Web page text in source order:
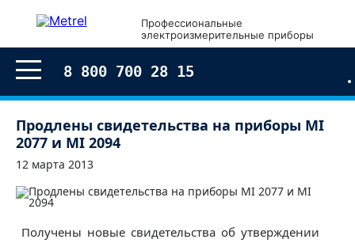
Профессиональные
электроизмерительные приборы
8 800 700 28 15
Продлены свидетельства на приборы MI
2077 и MI 2094
12 марта 2013
Получены новые свидетельства об утверждении